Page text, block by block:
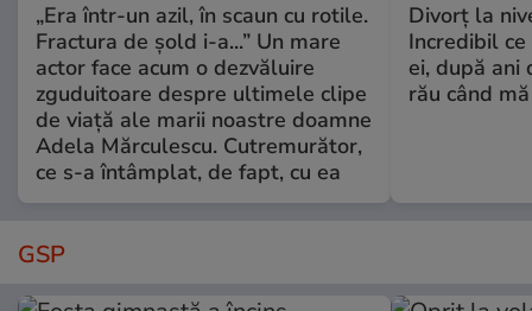
„Era într-un azil, în scaun cu rotile.
Fractura de șold i-a...” Un mare
actor face acum o dezvăluire
zguduitoare despre ultimele clipe
de viață ale marii noastre doamne
Adela Mărculescu. Cutremurător,
ce s-a întâmplat, de fapt, cu ea
Divorț la
Incredibil
ei, după ani
rău când
GSP